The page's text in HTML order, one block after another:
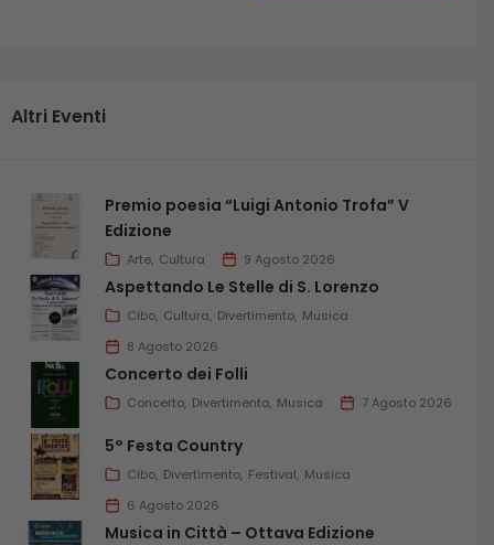
Altri Eventi
Premio poesia “Luigi Antonio Trofa” V
Edizione
Arte Cultura 9 Agosto 2026
Aspettando Le Stelle di S. Lorenzo
Cibo Cultura Divertimento Musica
8 Agosto 2026
Concerto dei Folli
Concerto Divertimento Musica 7 Agosto 2026
5° Festa Country
Cibo Divertimento Festival Musica
6 Agosto 2026
Musica in Città – Ottava Edizione